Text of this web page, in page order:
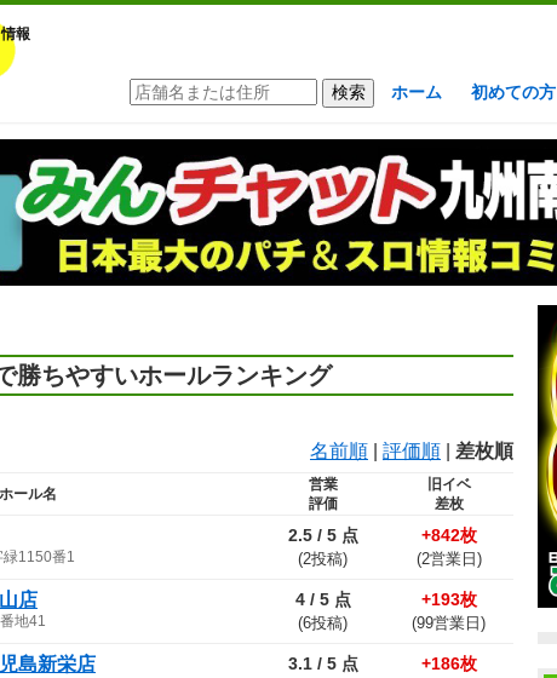
報
ホーム 初めての方
勝ちやすいホールランキング
名前順
評価順 差枚順
ホール名
営業
評価
旧イベ
差枚
緑1150番1
2.5 / 5 点
(2投稿)
+842枚
(2営業日)
店
地41
4 / 5 点
(6投稿)
+193枚
(99営業日)
島新栄店 3.1 / 5 点 +186枚